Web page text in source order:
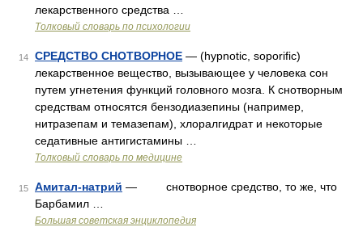
лекарственного средства …
Толковый словарь по психологии
14 СРЕДСТВО СНОТВОРНОЕ — (hypnotic, soporific)
лекарственное вещество, вызывающее у человека сон
путем угнетения функций головного мозга. К снотворным
средствам относятся бензодиазепины (например,
нитразепам и темазепам), хлоралгидрат и некоторые
седативные антигистамины …
Толковый словарь по медицине
15 Амитал-натрий — снотворное средство, то же, что
Барбамил …
Большая советская энциклопедия